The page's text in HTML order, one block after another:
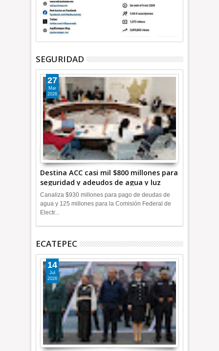
SEGURIDAD
Destina ACC casi mil $800 millones para
seguridad y adeudos de agua y luz
+Video
27
Mar
2026
Canaliza $930 millones para pago de deudas de
agua y 125 millones para la Comisión Federal de
Electr...
ECATEPEC
14
Jul
2026